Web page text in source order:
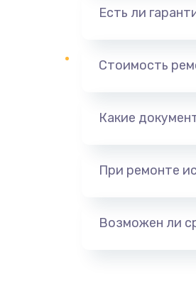
Есть ли
Стоимость
Какие
При ремонте
Возможен ли